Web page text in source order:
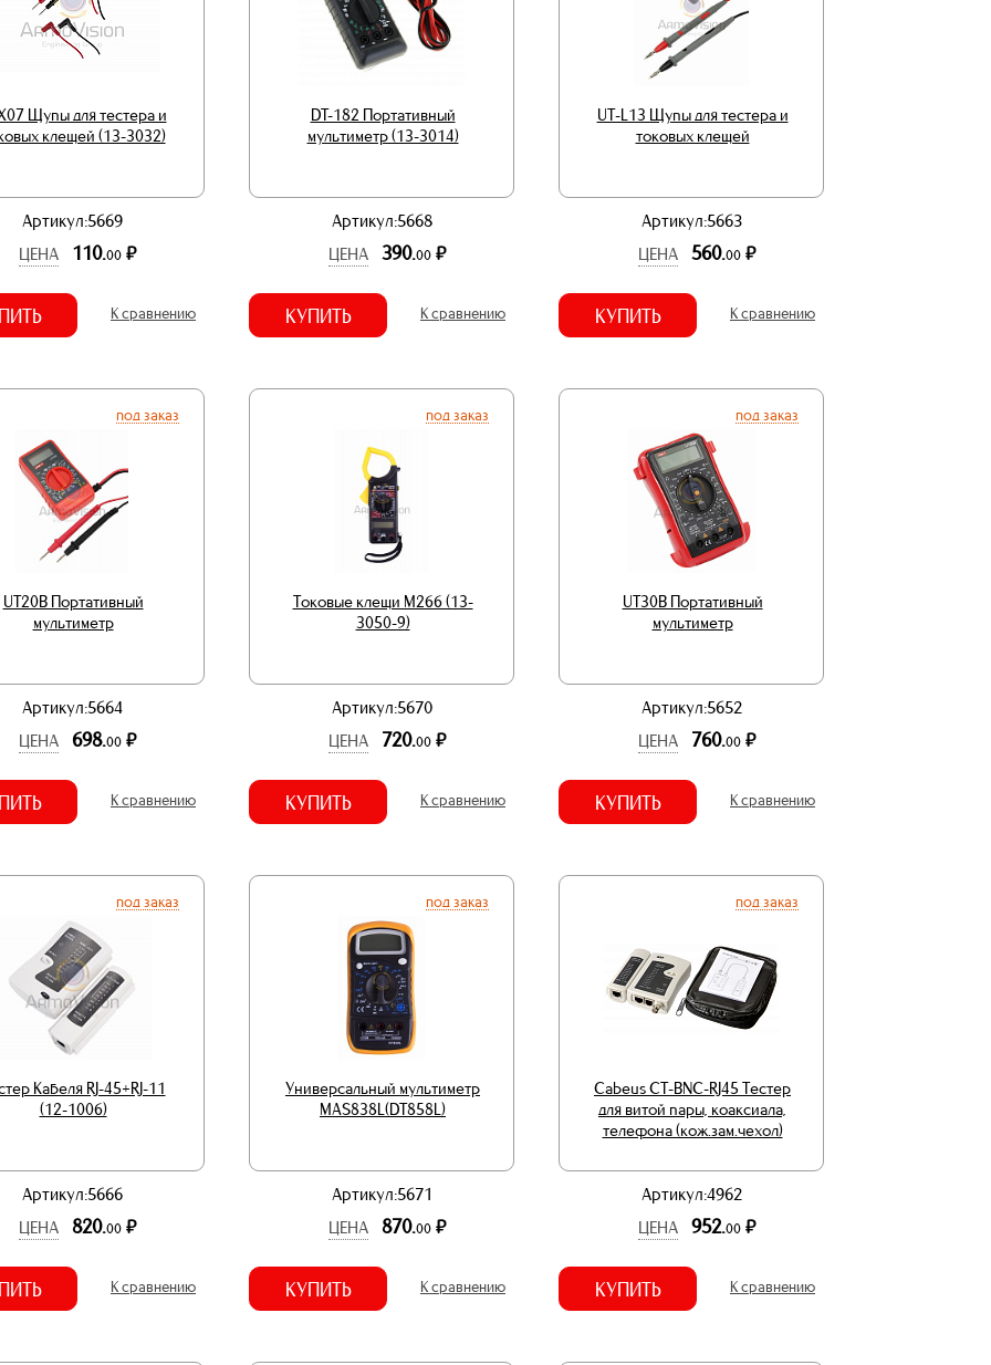
Щупы для тестера и
клещей (13-3032)
Артикул:5669
ЦЕНА
110.00 р.
К сравнению
DT-182 Портативный
мультиметр (13-3014)
Артикул:5668
ЦЕНА
390.00 р.
КУПИТЬ К сравнению
UT-L13 Щупы для тестера и
токовых клещей
Артикул:5663
ЦЕНА
560.00 р.
КУПИТЬ К сравнению
под заказ
UT20B Портативный
мультиметр
Артикул:5664
ЦЕНА
698.00 р.
К сравнению
под заказ
Токовые клещи M266 (13-
3050-9)
Артикул:5670
ЦЕНА
720.00 р.
КУПИТЬ К сравнению
под заказ
UT30B Портативный
мультиметр
Артикул:5652
ЦЕНА
760.00 р.
КУПИТЬ К сравнению
под заказ
Кабеля RJ-45+RJ-11
(12-1006)
Артикул:5666
ЦЕНА
820.00 р.
К сравнению
под заказ
Универсальный мультиметр
MAS838L(DT858L)
Артикул:5671
ЦЕНА
870.00 р.
КУПИТЬ К сравнению
под заказ
Cabeus CT-BNC-RJ45 Тестер
для витой пары, коаксиала,
телефона (кож.зам.чехол)
Артикул:4962
ЦЕНА
952.00 р.
КУПИТЬ К сравнению